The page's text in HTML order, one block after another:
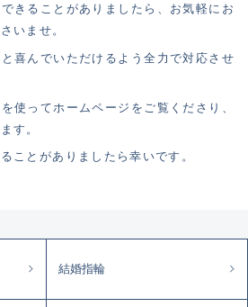
きることがありましたら、お気軽にお
いませ。
喜んでいただけるよう全力で対応させ
使ってホームページをご覧くださり、
す。
ことがありましたら幸いです。
結婚指輪